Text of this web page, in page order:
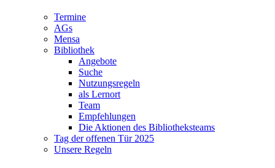
Termine
AGs
Mensa
Bibliothek
Angebote
Suche
Nutzungsregeln
als Lernort
Team
Empfehlungen
Die Aktionen des Bibliotheksteams
Tag der offenen Tür 2025
Unsere Regeln